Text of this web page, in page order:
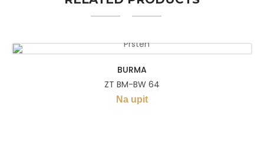
BURMA
ZT BM-BW 64
Na upit